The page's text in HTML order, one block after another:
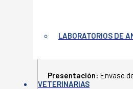
LABORATORIOS DE
VETERINARIAS
Presentación: Envase de